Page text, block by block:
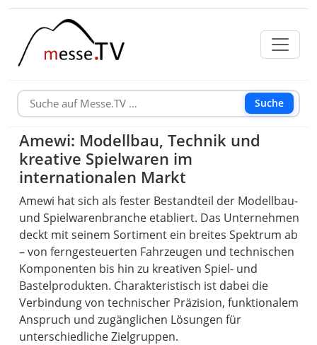
Suche
Amewi: Modellbau, Technik und
kreative Spielwaren im
internationalen Markt
Amewi hat sich als fester Bestandteil der Modellbau-
und Spielwarenbranche etabliert. Das Unternehmen
deckt mit seinem Sortiment ein breites Spektrum ab
– von ferngesteuerten Fahrzeugen und technischen
Komponenten bis hin zu kreativen Spiel- und
Bastelprodukten. Charakteristisch ist dabei die
Verbindung von technischer Präzision, funktionalem
Anspruch und zugänglichen Lösungen für
unterschiedliche Zielgruppen.